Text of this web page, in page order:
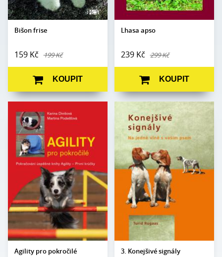
Bišon frise
159 Kč 199 Kč
KOUPIT
Lhasa apso
239 Kč 299 Kč
KOUPIT
Agility pro pokročilé
Autor:
Karina Divišová,
Martina Podešťová
Edice:
Edukace
Počet
stran:
128
A5
Vazba:
V8a (pevná)
Obrazová
část:
Černobílé a barevné
fotografie
Datum
30. 10. 2009
3. Konejšivé signály
Autor:
Turid Rugaas
Počet
stran:
100
Formát:
A5
Vazba:
V8 (pevná)
Obrazová
část:
Černobílé a barevné
fotografie
Datum
vydání:
1. 10. 2024